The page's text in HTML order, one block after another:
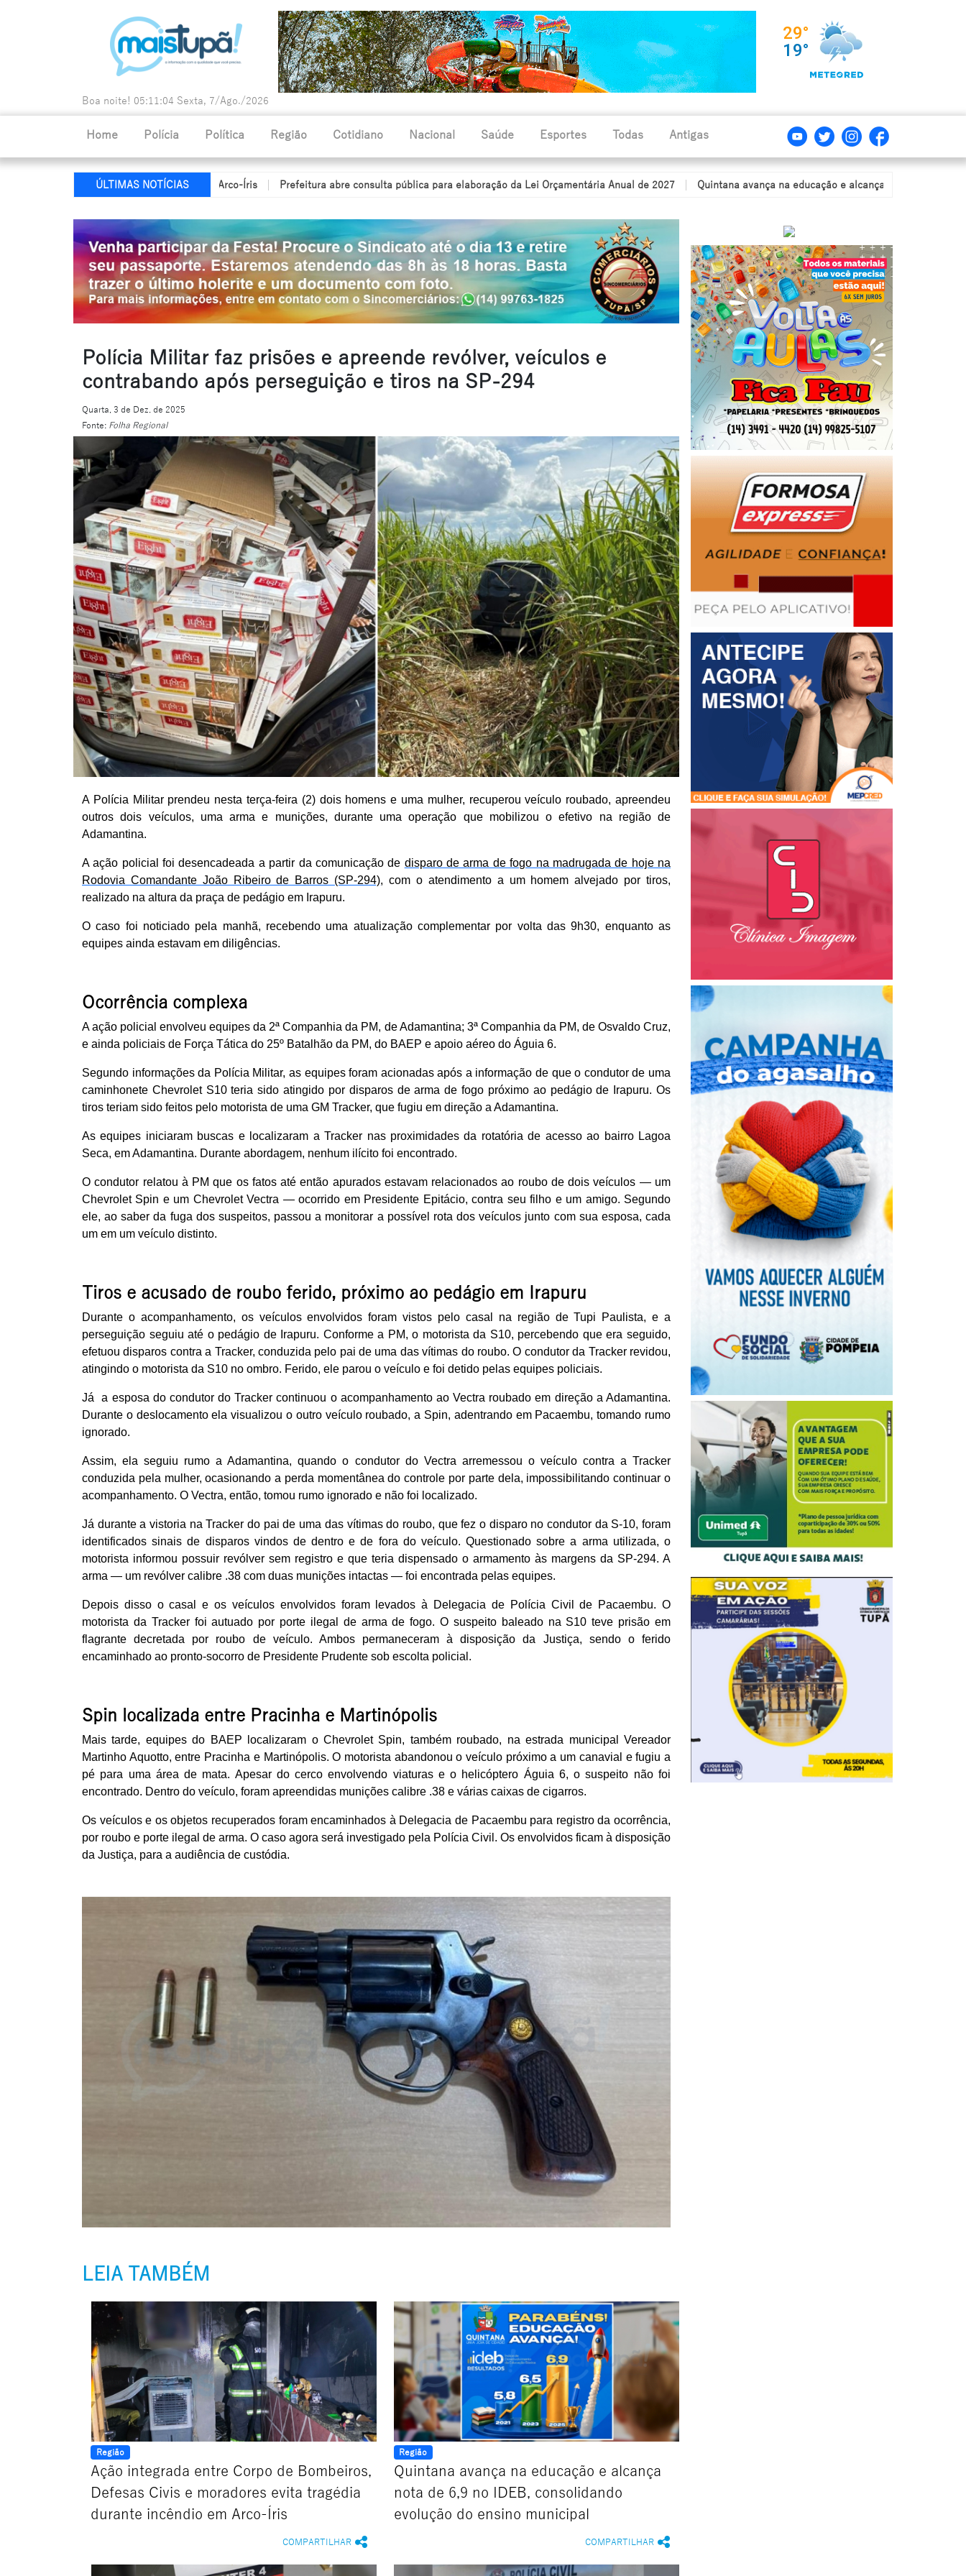
Boa noite! 05:11:05 Sexta, 7/Ago./2026
Home Polícia Política Região Cotidiano Nacional Saúde Esportes Todas Antigas
ÚLTIMAS NOTÍCIAS
tragédia durante incêndio em Arco-Íris Prefeitura abre consulta pública para elaboração da Lei Orçamentária Anual de 2027 Quintana avança na educação e alcança nota de 6,9 no IDEB,
Polícia Militar faz prisões e apreende revólver, veículos e
contrabando após perseguição e tiros na SP-294
Quarta, 3 de Dez. de 2025
Fonte: Folha Regional
A Polícia Militar prendeu nesta terça-feira (2) dois homens e uma mulher, recuperou veículo roubado, apreendeu
outros dois veículos, uma arma e munições, durante uma operação que mobilizou o efetivo na região de
Adamantina.
A ação policial foi desencadeada a partir da comunicação de disparo de arma de fogo na madrugada de hoje na
Rodovia Comandante João Ribeiro de Barros (SP-294), com o atendimento a um homem alvejado por tiros,
realizado na altura da praça de pedágio em Irapuru.
O caso foi noticiado pela manhã, recebendo uma atualização complementar por volta das 9h30, enquanto as
equipes ainda estavam em diligências.
Ocorrência complexa
A ação policial envolveu equipes da 2ª Companhia da PM, de Adamantina; 3ª Companhia da PM, de Osvaldo Cruz,
e ainda policiais de Força Tática do 25º Batalhão da PM, do BAEP e apoio aéreo do Águia 6.
Segundo informações da Polícia Militar, as equipes foram acionadas após a informação de que o condutor de uma
caminhonete Chevrolet S10 teria sido atingido por disparos de arma de fogo próximo ao pedágio de Irapuru. Os
tiros teriam sido feitos pelo motorista de uma GM Tracker, que fugiu em direção a Adamantina.
As equipes iniciaram buscas e localizaram a Tracker nas proximidades da rotatória de acesso ao bairro Lagoa
Seca, em Adamantina. Durante abordagem, nenhum ilícito foi encontrado.
O condutor relatou à PM que os fatos até então apurados estavam relacionados ao roubo de dois veículos — um
Chevrolet Spin e um Chevrolet Vectra — ocorrido em Presidente Epitácio, contra seu filho e um amigo. Segundo
ele, ao saber da fuga dos suspeitos, passou a monitorar a possível rota dos veículos junto com sua esposa, cada
um em um veículo distinto.
Tiros e acusado de roubo ferido, próximo ao pedágio em Irapuru
Durante o acompanhamento, os veículos envolvidos foram vistos pelo casal na região de Tupi Paulista, e a
perseguição seguiu até o pedágio de Irapuru. Conforme a PM, o motorista da S10, percebendo que era seguido,
efetuou disparos contra a Tracker, conduzida pelo pai de uma das vítimas do roubo. O condutor da Tracker revidou,
atingindo o motorista da S10 no ombro. Ferido, ele parou o veículo e foi detido pelas equipes policiais.
Já a esposa do condutor do Tracker continuou o acompanhamento ao Vectra roubado em direção a Adamantina.
Durante o deslocamento ela visualizou o outro veículo roubado, a Spin, adentrando em Pacaembu, tomando rumo
ignorado.
Assim, ela seguiu rumo a Adamantina, quando o condutor do Vectra arremessou o veículo contra a Tracker
conduzida pela mulher, ocasionando a perda momentânea do controle por parte dela, impossibilitando continuar o
acompanhamento. O Vectra, então, tomou rumo ignorado e não foi localizado.
Já durante a vistoria na Tracker do pai de uma das vítimas do roubo, que fez o disparo no condutor da S-10, foram
identificados sinais de disparos vindos de dentro e de fora do veículo. Questionado sobre a arma utilizada, o
motorista informou possuir revólver sem registro e que teria dispensado o armamento às margens da SP-294. A
arma — um revólver calibre .38 com duas munições intactas — foi encontrada pelas equipes.
Depois disso o casal e os veículos envolvidos foram levados à Delegacia de Polícia Civil de Pacaembu. O
motorista da Tracker foi autuado por porte ilegal de arma de fogo. O suspeito baleado na S10 teve prisão em
flagrante decretada por roubo de veículo. Ambos permaneceram à disposição da Justiça, sendo o ferido
encaminhado ao pronto-socorro de Presidente Prudente sob escolta policial.
Spin localizada entre Pracinha e Martinópolis
Mais tarde, equipes do BAEP localizaram o Chevrolet Spin, também roubado, na estrada municipal Vereador
Martinho Aquotto, entre Pracinha e Martinópolis. O motorista abandonou o veículo próximo a um canavial e fugiu a
pé para uma área de mata. Apesar do cerco envolvendo viaturas e o helicóptero Águia 6, o suspeito não foi
encontrado. Dentro do veículo, foram apreendidas munições calibre .38 e várias caixas de cigarros.
Os veículos e os objetos recuperados foram encaminhados à Delegacia de Pacaembu para registro da ocorrência,
por roubo e porte ilegal de arma. O caso agora será investigado pela Polícia Civil. Os envolvidos ficam à disposição
da Justiça, para a audiência de custódia.
LEIA TAMBÉM
Região
Ação integrada entre Corpo de Bombeiros,
Defesas Civis e moradores evita tragédia
durante incêndio em Arco-Íris
COMPARTILHAR
Região
Quintana avança na educação e alcança
nota de 6,9 no IDEB, consolidando
evolução do ensino municipal
COMPARTILHAR